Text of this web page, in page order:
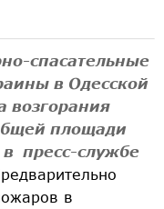
спасательные
в Одесской
возгорания
площади
в пресс-службе
в